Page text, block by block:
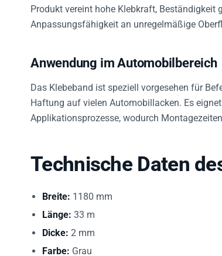
Produkt vereint hohe Klebkraft, Beständigkeit
Anpassungsfähigkeit an unregelmäßige
Anwendung im Automobilbereich
Das Klebeband ist speziell vorgesehen für
Haftung auf vielen Automobillacken. Es
Applikationsprozesse, wodurch
Technische Daten
Breite: 1180 mm
Länge: 33 m
Dicke: 2 mm
Farbe: Grau